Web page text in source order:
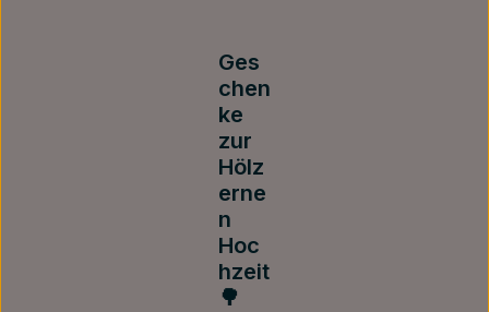
Ges
chen
ke
zur
Hölz
erne
n
Hoc
hzeit
🌳